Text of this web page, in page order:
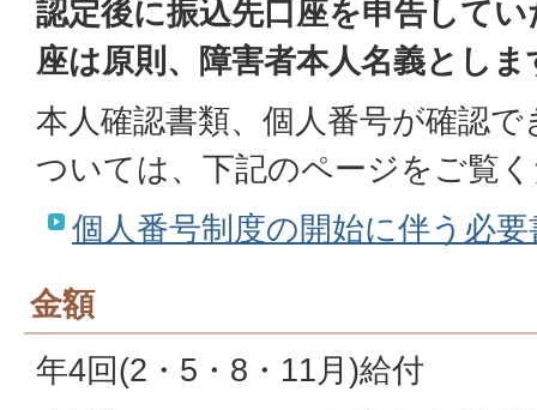
認定後に振込先口座を申告して
座は原則、障害者本人名義としま
本人確認書類、個人番号が確認
ついては、下記のページをご覧
個人番号制度の開始に伴う必
金額
年4回(2・5・8・11月)給付